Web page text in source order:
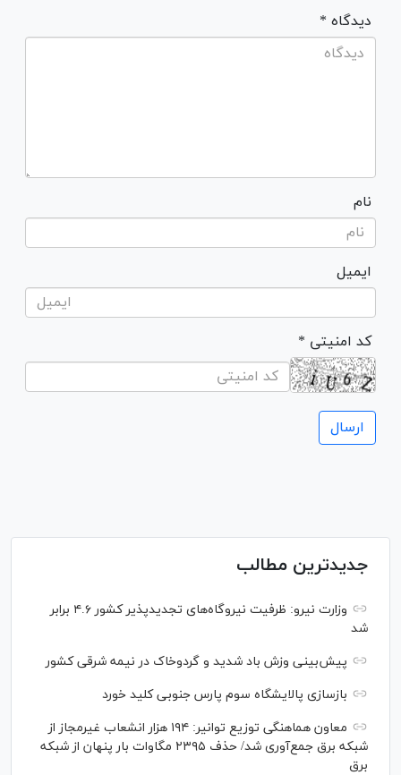
* دیدگاه
نام
ایمیل
* کد امنیتی
جدیدترین مطالب
وزارت نیرو: ظرفیت نیروگاه‌های تجدیدپذیر کشور ۴.۶ برابر
شد
پیش‌بینی وزش باد شدید و گردوخاک در نیمه شرقی کشور
بازسازی پالایشگاه سوم پارس جنوبی کلید خورد
معاون هماهنگی توزیع توانیر: ۱۹۴ هزار انشعاب غیرمجاز از
شبکه برق جمع‌آوری شد/ حذف ۲۳۹۵ مگاوات بار پنهان از شبکه
برق